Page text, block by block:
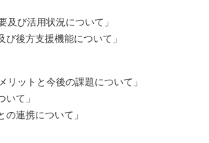
及び活用状況について」
支援機能について」
ットと今後の課題について」
て」
携について」